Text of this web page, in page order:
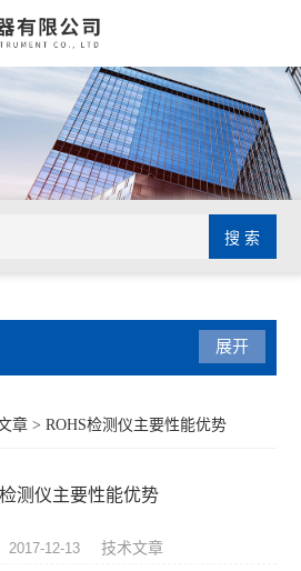
展开
章 > ROHS检测仪主要性能优势
测仪主要性能优势
2017-12-13 技术文章